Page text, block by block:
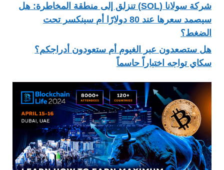
شركة سولانا (SOL) تنزلق إلى منطقة المخاطرة: هل
سيصمد سعرها عند 80 دولارًا أم سينكسر تحت
الضغط؟
هل ستصعدون عبر الغيوم أم ستعودون أدراجكم؟
سكاي تواجه اختباراً حاسماً